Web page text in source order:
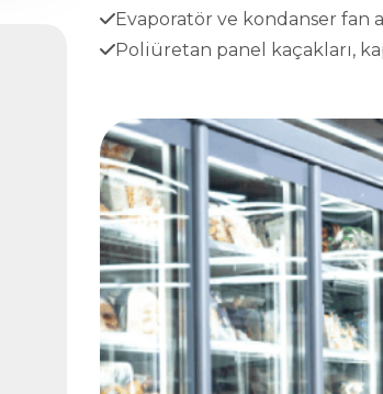
Evaporatör ve kondanser fan
Poliüretan panel kaçakları,